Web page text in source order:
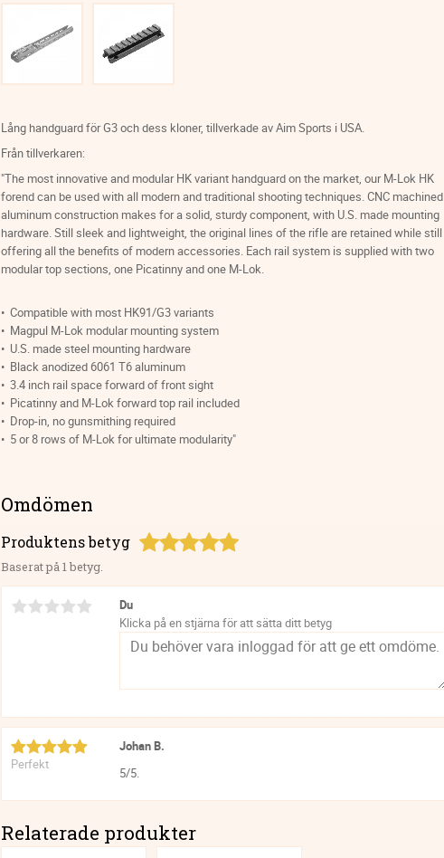
Lång handguard för G3 och dess kloner, tillverkade av Aim Sports i USA.
Från tillverkaren:
"The most innovative and modular HK variant handguard on the market, our M-Lok HK
forend can be used with all modern and traditional shooting techniques. CNC machined
aluminum construction makes for a solid, sturdy component, with U.S. made mounting
hardware. Still sleek and lightweight, the original lines of the rifle are retained while still
offering all the benefits of modern accessories. Each rail system is supplied with two
modular top sections, one Picatinny and one M-Lok.
• Compatible with most HK91/G3 variants
• Magpul M-Lok modular mounting system
• U.S. made steel mounting hardware
• Black anodized 6061 T6 aluminum
• 3.4 inch rail space forward of front sight
• Picatinny and M-Lok forward top rail included
• Drop-in, no gunsmithing required
• 5 or 8 rows of M-Lok for ultimate modularity"
Omdömen
Produktens betyg
Baserat på 1 betyg.
Du
Klicka på en stjärna för att sätta ditt betyg
Perfekt
Johan B.
5/5.
Relaterade produkter